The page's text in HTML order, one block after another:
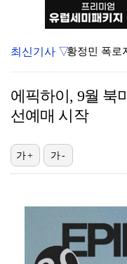
최신기사 ▽
에픽하이, 9월 북
선예매 시작
가+ 가-